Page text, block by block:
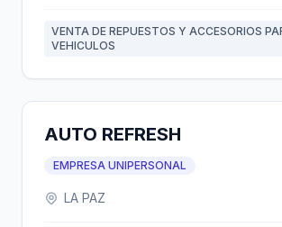
VENTA DE REPUESTOS Y ACCESORIOS
VEHICULOS
AUTO REFRESH
EMPRESA UNIPERSONAL
LA PAZ